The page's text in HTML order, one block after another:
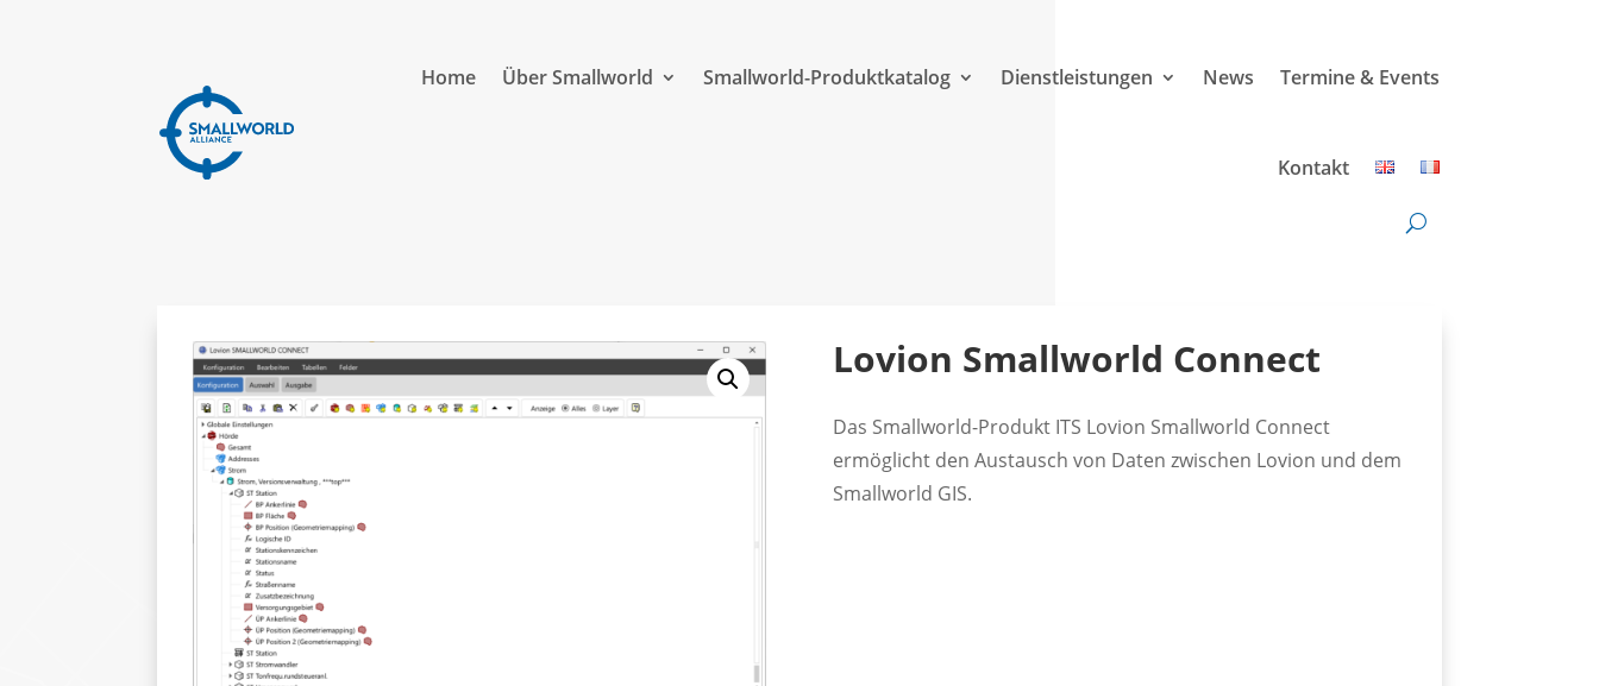
Home Über Smallworld Smallworld-Produktkatalog Dienstleistungen News Termine & Events
Kontakt
Lovion Smallworld Connect
Das Smallworld-Produkt ITS Lovion Smallworld Connect
ermöglicht den Austausch von Daten zwischen Lovion und dem
Smallworld GIS.